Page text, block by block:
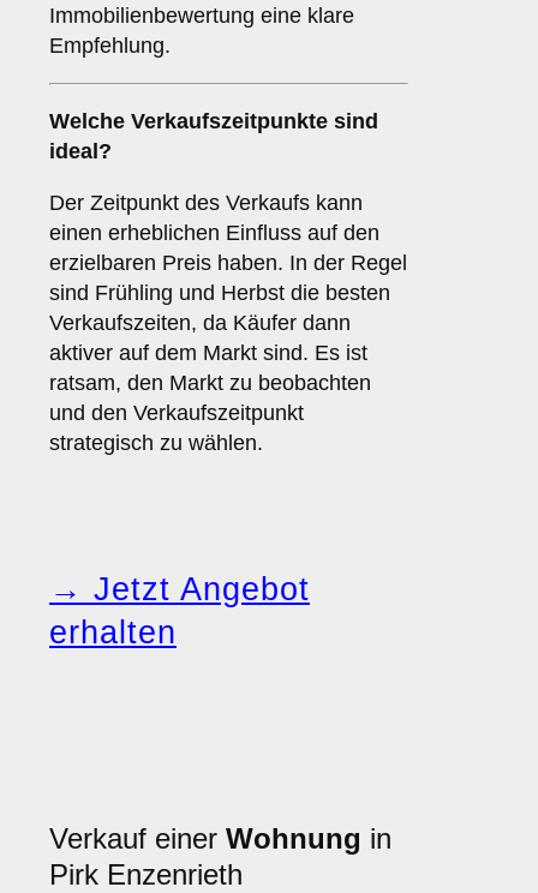
Immobilienbewertung eine klare
Empfehlung.
Welche Verkaufszeitpunkte sind
ideal?
Der Zeitpunkt des Verkaufs kann
einen erheblichen Einfluss auf den
erzielbaren Preis haben. In der Regel
sind Frühling und Herbst die besten
Verkaufszeiten, da Käufer dann
aktiver auf dem Markt sind. Es ist
ratsam, den Markt zu beobachten
und den Verkaufszeitpunkt
strategisch zu wählen.
→ Jetzt Angebot
erhalten
Verkauf einer Wohnung in
Pirk Enzenrieth